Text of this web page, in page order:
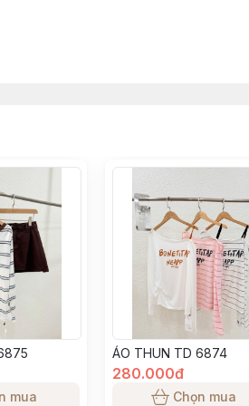
tế để chọn size phù hợp
mua
ÁO THUN TD 6874
280.000đ
Chọn mua